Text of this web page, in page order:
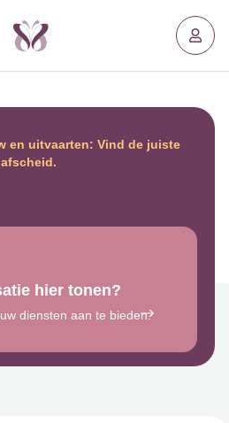
en uitvaarten: Vind de juiste
hier tonen?
diensten aan te bieden.